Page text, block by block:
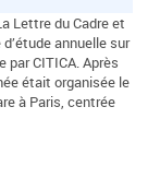
Lettre du Cadre et
annuelle sur
CITICA. Après
était organisée le
à Paris, centrée